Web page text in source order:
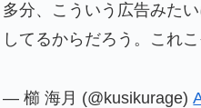
多分、こういう広告みた
してるからだろう。これ
— 櫛 海月 (@kusikurage)